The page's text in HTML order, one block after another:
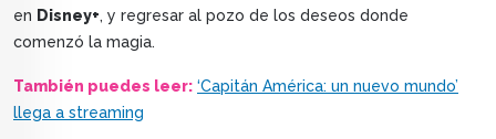
en Disney+, y regresar al pozo de los deseos donde
comenzó la magia.
También puedes leer: ‘Capitán América: un nuevo mundo’
llega a streaming